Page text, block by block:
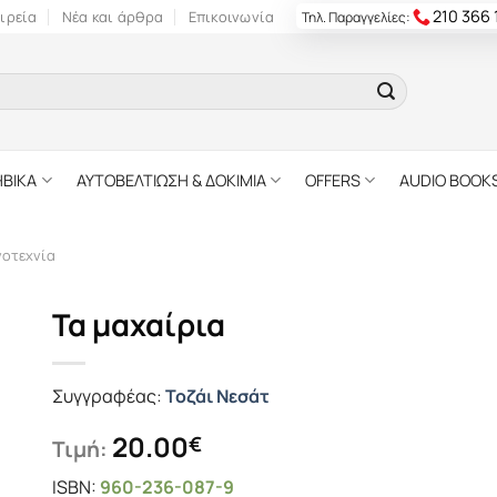
Νέα και άρθρα Επικοινωνία Τηλ. Παραγγελίες: 210 366
ΑΥΤΟΒΕΛΤΙΩΣΗ & ΔΟΚΙΜΙΑ OFFERS AUDIO
Τα μαχαίρια
Συγγραφέας:Τοζάι Νεσάτ
Τιμή: 20.00€
ISBN: 960-236-087-9